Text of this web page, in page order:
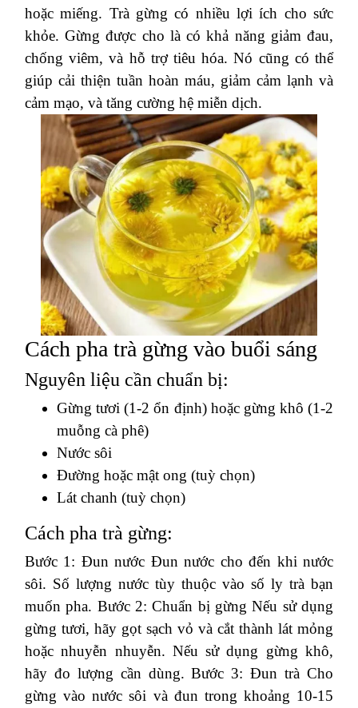
hoặc miếng. Trà gừng có nhiều lợi ích cho sức
khỏe. Gừng được cho là có khả năng giảm đau,
chống viêm, và hỗ trợ tiêu hóa. Nó cũng có thể
giúp cải thiện tuần hoàn máu, giảm cảm lạnh và
cảm mạo, và tăng cường hệ miễn dịch.
Cách pha trà gừng vào buổi sáng
Nguyên liệu cần chuẩn bị:
Gừng tươi (1-2 ổn định) hoặc gừng khô (1-2
muỗng cà phê)
Nước sôi
Đường hoặc mật ong (tuỳ chọn)
Lát chanh (tuỳ chọn)
Cách pha trà gừng:
Bước 1: Đun nước Đun nước cho đến khi nước
sôi. Số lượng nước tùy thuộc vào số ly trà bạn
muốn pha. Bước 2: Chuẩn bị gừng Nếu sử dụng
gừng tươi, hãy gọt sạch vỏ và cắt thành lát mỏng
hoặc nhuyễn nhuyễn. Nếu sử dụng gừng khô,
hãy đo lượng cần dùng. Bước 3: Đun trà Cho
gừng vào nước sôi và đun trong khoảng 10-15